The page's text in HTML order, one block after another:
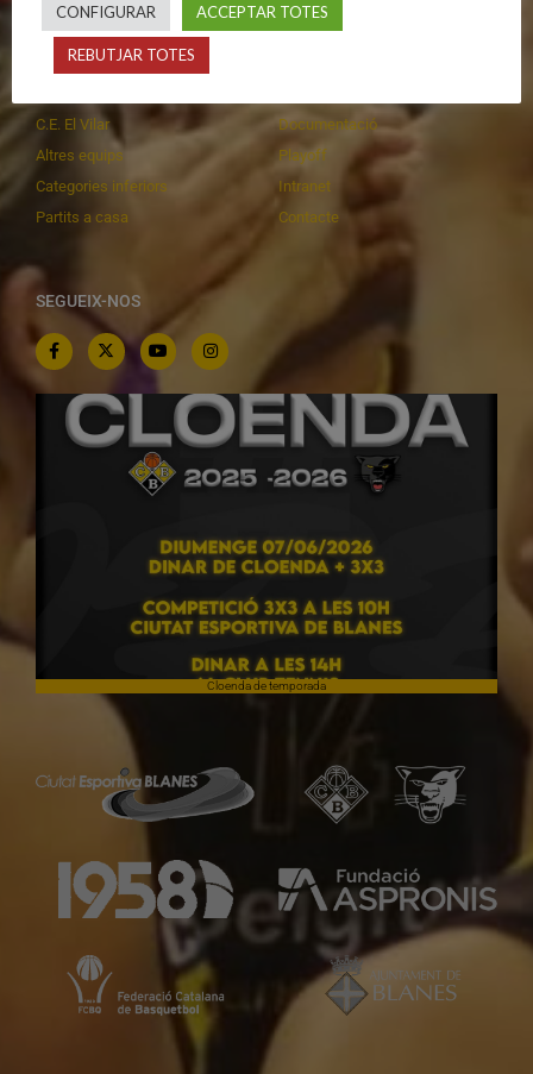
Primer Equip Masculí
Primer Equip Femení
C.E. El Vilar
Altres equips
Categories inferiors
Partits a casa
Actualitat
Documentació
Playoff
Intranet
Contacte
SEGUEIX-NOS
Cloenda de temporada
CONFIGURAR ACCEPTAR TOTES
REBUTJAR TOTES